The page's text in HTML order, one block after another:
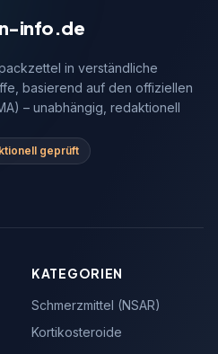
info.de
in verständliche
basierend auf den offiziellen
– unabhängig, redaktionell
geprüft
KATEGORIEN
Schmerzmittel (NSAR)
Kortikosteroide